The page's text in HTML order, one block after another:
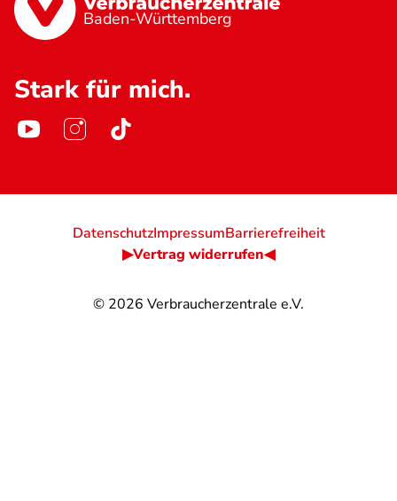
Baden-Württemberg
Stark für mich.
© 2026 Verbraucherzentrale e.V.
DatenschutzImpressumBarrierefreiheit
▶Vertrag widerrufen◀